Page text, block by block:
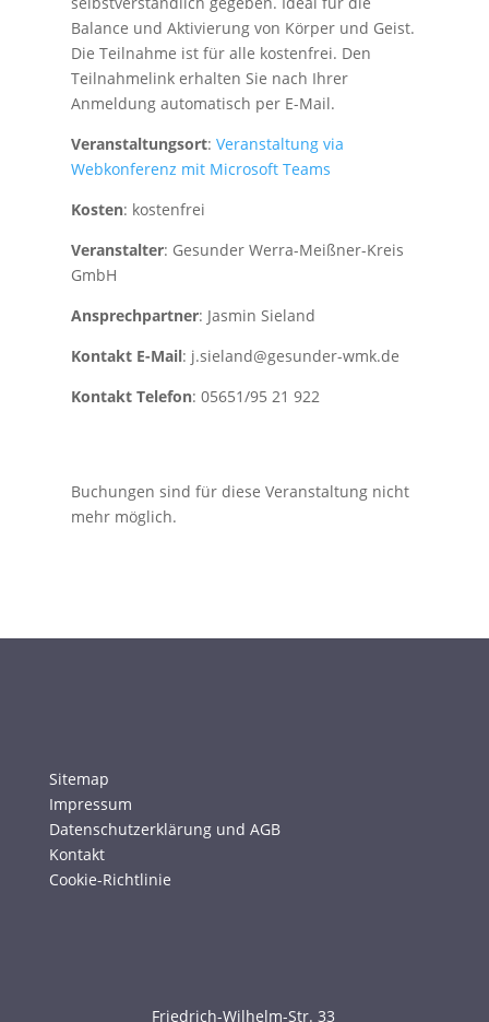
Balance und Aktivierung von Körper und Geist.
Die Teilnahme ist für alle kostenfrei. Den
Teilnahmelink erhalten Sie nach Ihrer
Anmeldung automatisch per E-Mail.
Veranstaltungsort: Veranstaltung via
Webkonferenz mit Microsoft Teams
Kosten: kostenfrei
Veranstalter: Gesunder Werra-Meißner-Kreis
GmbH
Ansprechpartner: Jasmin Sieland
Kontakt E-Mail: j.sieland@gesunder-wmk.de
Kontakt Telefon: 05651/95 21 922
Buchungen sind für diese Veranstaltung nicht
mehr möglich.
Sitemap
Impressum
Datenschutzerklärung und AGB
Kontakt
Cookie-Richtlinie
Friedrich-Wilhelm-Str. 33